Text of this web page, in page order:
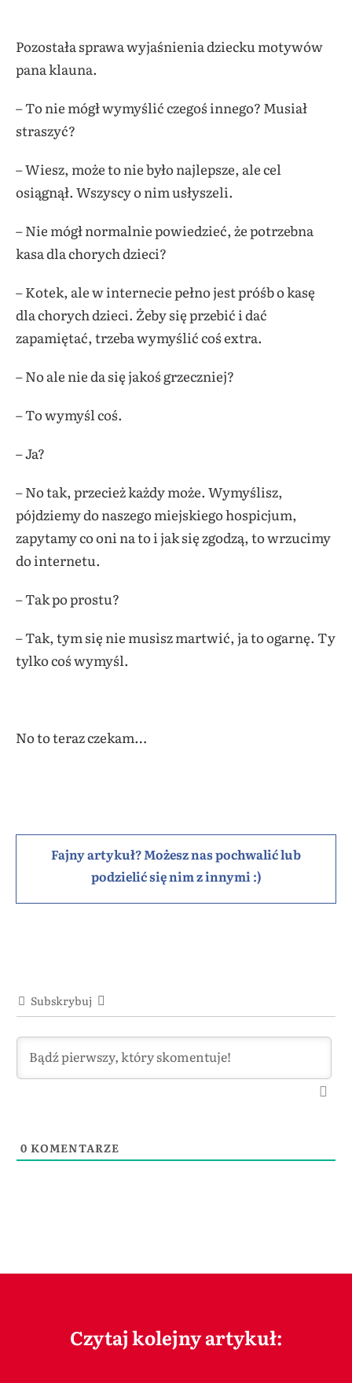
Pozostała sprawa wyjaśnienia dziecku motywów
pana klauna.
– To nie mógł wymyślić czegoś innego? Musiał
straszyć?
– Wiesz, może to nie było najlepsze, ale cel
osiągnął. Wszyscy o nim usłyszeli.
– Nie mógł normalnie powiedzieć, że potrzebna
kasa dla chorych dzieci?
– Kotek, ale w internecie pełno jest próśb o kasę
dla chorych dzieci. Żeby się przebić i dać
zapamiętać, trzeba wymyślić coś extra.
– No ale nie da się jakoś grzeczniej?
– To wymyśl coś.
– Ja?
– No tak, przecież każdy może. Wymyślisz,
pójdziemy do naszego miejskiego hospicjum,
zapytamy co oni na to i jak się zgodzą, to wrzucimy
do internetu.
– Tak po prostu?
– Tak, tym się nie musisz martwić, ja to ogarnę. Ty
tylko coś wymyśl.
No to teraz czekam…
Fajny artykuł? Możesz nas pochwalić lub
podzielić się nim z innymi :)
Subskrybuj
0 KOMENTARZE
Czytaj kolejny artykuł: